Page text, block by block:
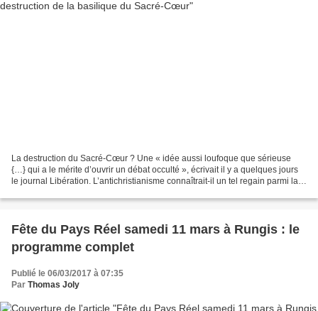
La destruction du Sacré-Cœur ? Une « idée aussi loufoque que sérieuse
{…} qui a le mérite d’ouvrir un débat occulté », écrivait il y a quelques jours
le journal Libération. L’antichristianisme connaîtrait-il un tel regain parmi la
Fête du Pays Réel samedi 11 mars à Rungis : le
programme complet
Publié le 06/03/2017 à 07:35
Par Thomas Joly